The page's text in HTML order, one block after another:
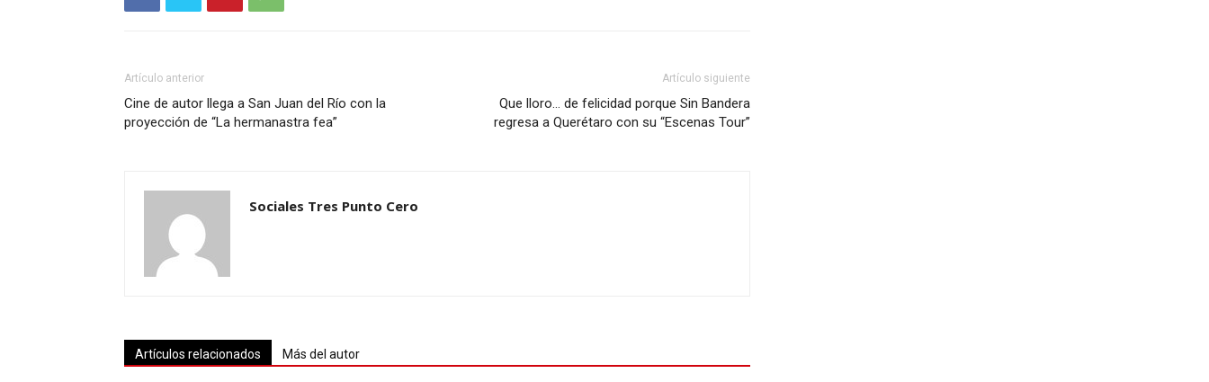
Artículo anterior
Cine de autor llega a San Juan del Río con la
proyección de “La hermanastra fea”
Artículo siguiente
Que lloro… de felicidad porque Sin Bandera
regresa a Querétaro con su “Escenas Tour”
Sociales Tres Punto Cero
Artículos relacionados Más del autor